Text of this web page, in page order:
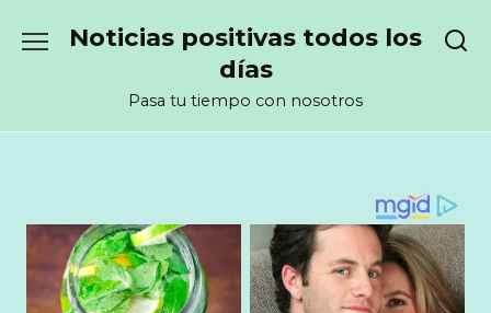
Noticias positivas todos los
días
Pasa tu tiempo con nosotros